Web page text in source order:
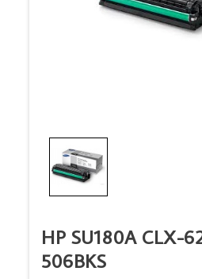
HP SU180A CLX-
506BKS